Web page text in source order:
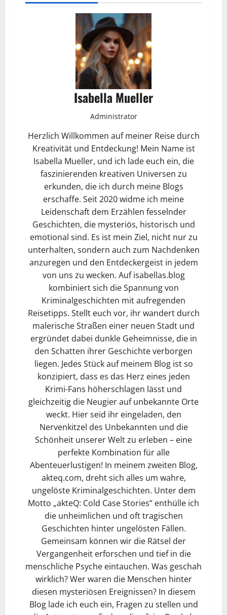
Isabella Mueller
Administrator
Herzlich Willkommen auf meiner Reise durch
Kreativität und Entdeckung! Mein Name ist
Isabella Mueller, und ich lade euch ein, die
faszinierenden kreativen Universen zu
erkunden, die ich durch meine Blogs
erschaffe. Seit 2020 widme ich meine
Leidenschaft dem Erzählen fesselnder
Geschichten, die mysteriös, historisch und
emotional sind. Es ist mein Ziel, nicht nur zu
unterhalten, sondern auch zum Nachdenken
anzuregen und den Entdeckergeist in jedem
von uns zu wecken. Auf isabellas.blog
kombiniert sich die Spannung von
Kriminalgeschichten mit aufregenden
Reisetipps. Stellt euch vor, ihr wandert durch
malerische Straßen einer neuen Stadt und
ergründet dabei dunkle Geheimnisse, die in
den Schatten ihrer Geschichte verborgen
liegen. Jedes Stück auf meinem Blog ist so
konzipiert, dass es das Herz eines jeden
Krimi-Fans höherschlagen lässt und
gleichzeitig die Neugier auf unbekannte Orte
weckt. Hier seid ihr eingeladen, den
Nervenkitzel des Unbekannten und die
Schönheit unserer Welt zu erleben – eine
perfekte Kombination für alle
Abenteuerlustigen! In meinem zweiten Blog,
akteq.com, dreht sich alles um wahre,
ungelöste Kriminalgeschichten. Unter dem
Motto „akteQ: Cold Case Stories“ enthülle ich
die unheimlichen und oft tragischen
Geschichten hinter ungelösten Fällen.
Gemeinsam können wir die Rätsel der
Vergangenheit erforschen und tief in die
menschliche Psyche eintauchen. Was geschah
wirklich? Wer waren die Menschen hinter
diesen mysteriösen Ereignissen? In diesem
Blog lade ich euch ein, Fragen zu stellen und